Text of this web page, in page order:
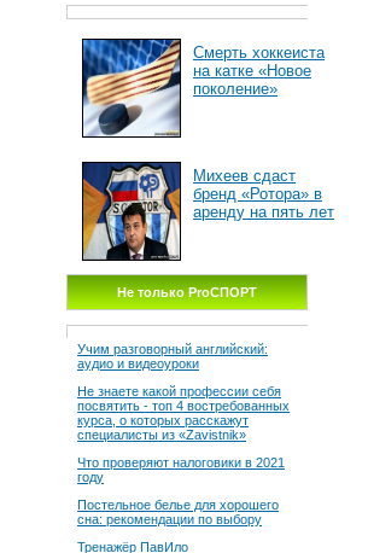
Смерть хоккеиста
на катке «Новое
поколение»
Михеев сдаст
бренд «Ротора» в
аренду на пять лет
Не только ProСПОРТ
Учим разговорный английский:
аудио и видеоуроки
Не знаете какой профессии себя
посвятить - топ 4 востребованных
курса, о которых расскажут
специалисты из «Zavistnik»
Что проверяют налоговики в 2021
году
Постельное белье для хорошего
сна: рекомендации по выбору
Тренажёр ПавИло